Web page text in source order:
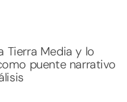
Tierra Media y lo
puente narrativo